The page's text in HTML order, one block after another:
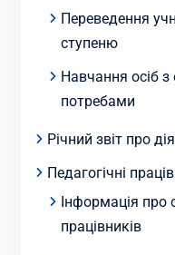
Переведення
ступеню
Навчання осіб
потребами
Річний звіт про
Педагогічні
Інформація про
працівників